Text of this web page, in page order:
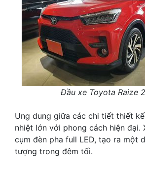
Đầu xe Toyota Raize
Ung dung giữa các chi tiết thiết
nhiệt lớn với phong cách hiện đại.
cụm đèn pha full LED, tạo ra một
tượng trong đêm tối.